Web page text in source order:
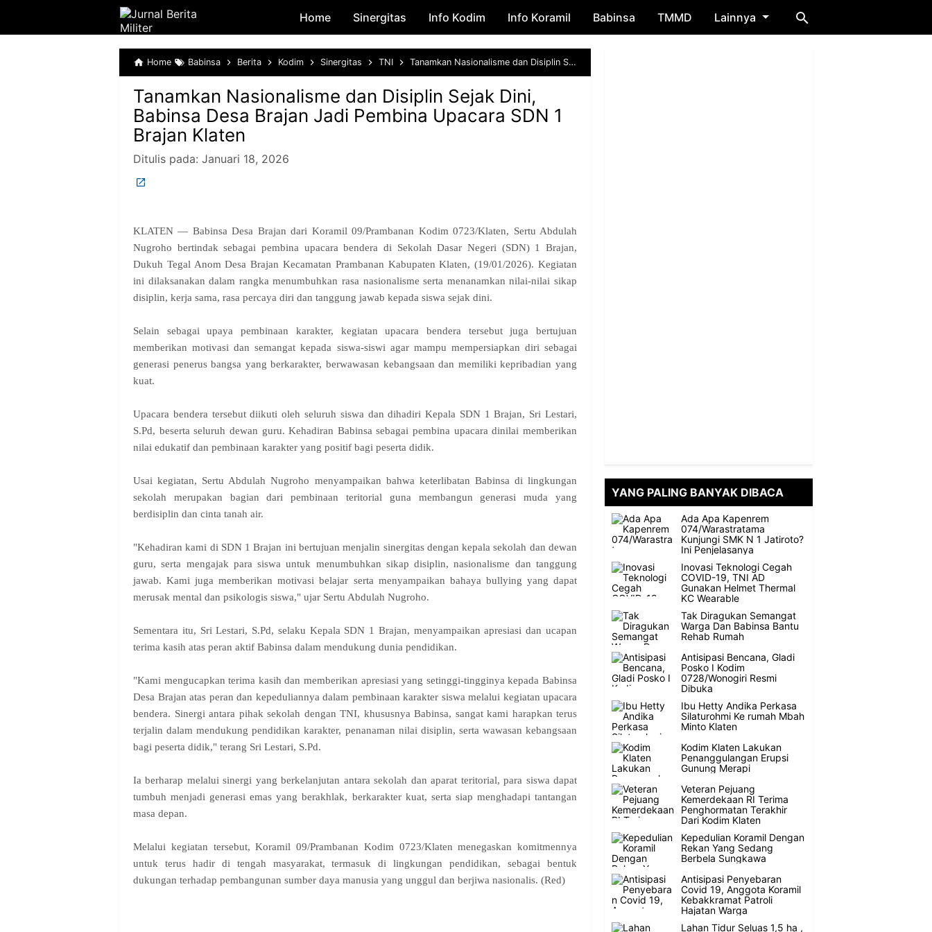
Skip to main content
Home Sinergitas Info Kodim Info Koramil Babinsa TMMD Lainnya
Home Babinsa Berita Kodim Sinergitas TNI Tanamkan Nasionalisme dan Disiplin Sejak Dini, Babinsa Desa Brajan Jadi Pembina Upacara SDN 1 Brajan Klaten
Tanamkan Nasionalisme dan Disiplin Sejak Dini,
Babinsa Desa Brajan Jadi Pembina Upacara SDN 1
Brajan Klaten
Ditulis pada: Januari 18, 2026
KLATEN — Babinsa Desa Brajan dari Koramil 09/Prambanan Kodim 0723/Klaten, Sertu Abdulah
Nugroho bertindak sebagai pembina upacara bendera di Sekolah Dasar Negeri (SDN) 1 Brajan,
Dukuh Tegal Anom Desa Brajan Kecamatan Prambanan Kabupaten Klaten, (19/01/2026). Kegiatan
ini dilaksanakan dalam rangka menumbuhkan rasa nasionalisme serta menanamkan nilai-nilai sikap
disiplin, kerja sama, rasa percaya diri dan tanggung jawab kepada siswa sejak dini.
Selain sebagai upaya pembinaan karakter, kegiatan upacara bendera tersebut juga bertujuan
memberikan motivasi dan semangat kepada siswa-siswi agar mampu mempersiapkan diri sebagai
generasi penerus bangsa yang berkarakter, berwawasan kebangsaan dan memiliki kepribadian yang
kuat.
Upacara bendera tersebut diikuti oleh seluruh siswa dan dihadiri Kepala SDN 1 Brajan, Sri Lestari,
S.Pd, beserta seluruh dewan guru. Kehadiran Babinsa sebagai pembina upacara dinilai memberikan
nilai edukatif dan pembinaan karakter yang positif bagi peserta didik.
Usai kegiatan, Sertu Abdulah Nugroho menyampaikan bahwa keterlibatan Babinsa di lingkungan
sekolah merupakan bagian dari pembinaan teritorial guna membangun generasi muda yang
berdisiplin dan cinta tanah air.
"Kehadiran kami di SDN 1 Brajan ini bertujuan menjalin sinergitas dengan kepala sekolah dan dewan
guru, serta mengajak para siswa untuk menumbuhkan sikap disiplin, nasionalisme dan tanggung
jawab. Kami juga memberikan motivasi belajar serta menyampaikan bahaya bullying yang dapat
merusak mental dan psikologis siswa," ujar Sertu Abdulah Nugroho.
Sementara itu, Sri Lestari, S.Pd, selaku Kepala SDN 1 Brajan, menyampaikan apresiasi dan ucapan
terima kasih atas peran aktif Babinsa dalam mendukung dunia pendidikan.
"Kami mengucapkan terima kasih dan memberikan apresiasi yang setinggi-tingginya kepada Babinsa
Desa Brajan atas peran dan kepeduliannya dalam pembinaan karakter siswa melalui kegiatan upacara
bendera. Sinergi antara pihak sekolah dengan TNI, khususnya Babinsa, sangat kami harapkan terus
terjalin dalam mendukung pendidikan karakter, penanaman nilai disiplin, serta wawasan kebangsaan
bagi peserta didik," terang Sri Lestari, S.Pd.
Ia berharap melalui sinergi yang berkelanjutan antara sekolah dan aparat teritorial, para siswa dapat
tumbuh menjadi generasi emas yang berakhlak, berkarakter kuat, serta siap menghadapi tantangan
masa depan.
Melalui kegiatan tersebut, Koramil 09/Prambanan Kodim 0723/Klaten menegaskan komitmennya
untuk terus hadir di tengah masyarakat, termasuk di lingkungan pendidikan, sebagai bentuk
dukungan terhadap pembangunan sumber daya manusia yang unggul dan berjiwa nasionalis. (Red)
YANG PALING BANYAK DIBACA
Ada Apa Kapenrem
074/Warastratama
Kunjungi SMK N 1 Jatiroto?
Ini Penjelasanya
Inovasi Teknologi Cegah
COVID-19, TNI AD
Gunakan Helmet Thermal
KC Wearable
Tak Diragukan Semangat
Warga Dan Babinsa Bantu
Rehab Rumah
Antisipasi Bencana, Gladi
Posko I Kodim
0728/Wonogiri Resmi
Dibuka
Ibu Hetty Andika Perkasa
Silaturohmi Ke rumah Mbah
Minto Klaten
Kodim Klaten Lakukan
Penanggulangan Erupsi
Gunung Merapi
Veteran Pejuang
Kemerdekaan RI Terima
Penghormatan Terakhir
Dari Kodim Klaten
Kepedulian Koramil Dengan
Rekan Yang Sedang
Berbela Sungkawa
Antisipasi Penyebaran
Covid 19, Anggota Koramil
Kebakkramat Patroli
Hajatan Warga
Lahan Tidur Seluas 1,5 ha ,